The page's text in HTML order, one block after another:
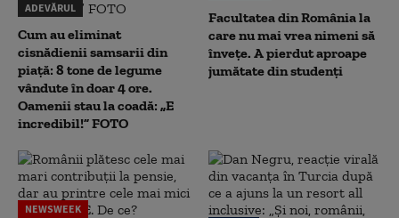
ADEVĂRUL
Cum au eliminat
cisnădienii samsarii din
piață: 8 tone de legume
vândute în doar 4 ore.
Oamenii stau la coadă: „E
incredibil!” FOTO
Facultatea din România la
care nu mai vrea nimeni să
înveţe. A pierdut aproape
jumătate din studenţi
NEWSWEEK